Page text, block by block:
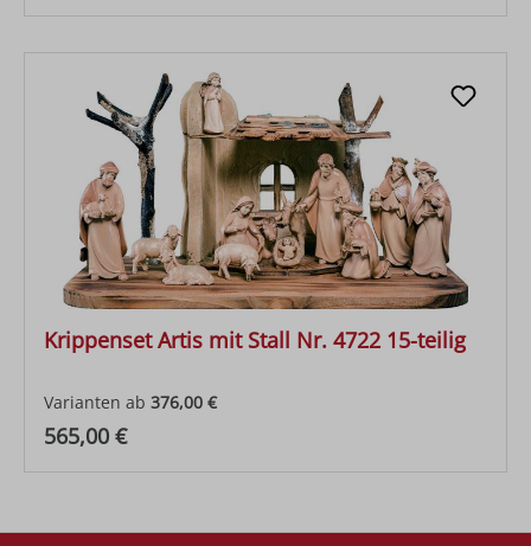
Krippenset Artis mit Stall Nr. 4722 15-teilig
Varianten ab 376,00 €
Regulärer Preis:
565,00 €